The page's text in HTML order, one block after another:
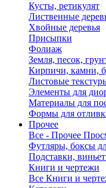
Кусты, ретикулят
Лиственные
Хвойные деревья
Присыпки
Фолиаж
Земля, песок,
Кирпичи, камни,
Листовые
Элементы для
Материалы для
Формы для
Прочее
Все - Прочее
Футляры, боксы
Подставки,
Книги и чертежи
Все Книги и